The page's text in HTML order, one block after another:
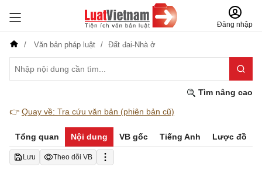
Đăng nhập
Văn bản pháp luật Đất đai-Nhà ở
Tìm nâng cao
👉 Quay về: Tra cứu văn bản (phiên bản cũ)
Tổng quan Nội dung VB gốc Tiếng Anh Lược đồ
Lưu Theo dõi VB